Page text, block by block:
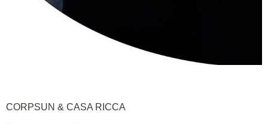
CORPSUN & CASA RICCA